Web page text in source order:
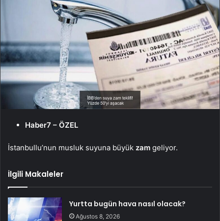
Haber7 – ÖZEL
İstanbullu’nun musluk suyuna büyük zam geliyor.
İlgili Makaleler
Yurtta bugün hava nasıl olacak?
Ağustos 8, 2026